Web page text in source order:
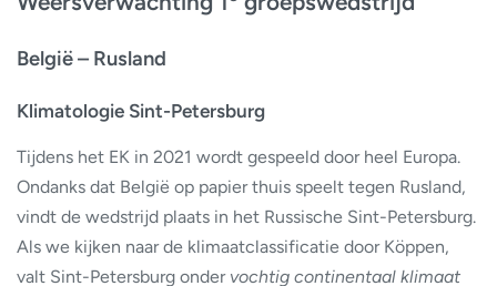
België – Rusland
Klimatologie Sint-Petersburg
Tijdens het EK in 2021 wordt gespeeld door heel Europa.
Ondanks dat België op papier thuis speelt tegen Rusland,
vindt de wedstrijd plaats in het Russische Sint-Petersburg.
Als we kijken naar de klimaatclassificatie door Köppen,
valt Sint-Petersburg onder vochtig continentaal klimaat